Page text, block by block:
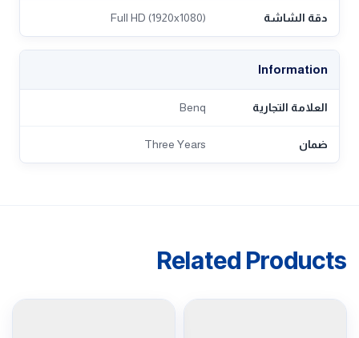
دقة الشاشة Full HD (1920x1080)
Information
العلامة التجارية Benq
ضمان Three Years
Related Products